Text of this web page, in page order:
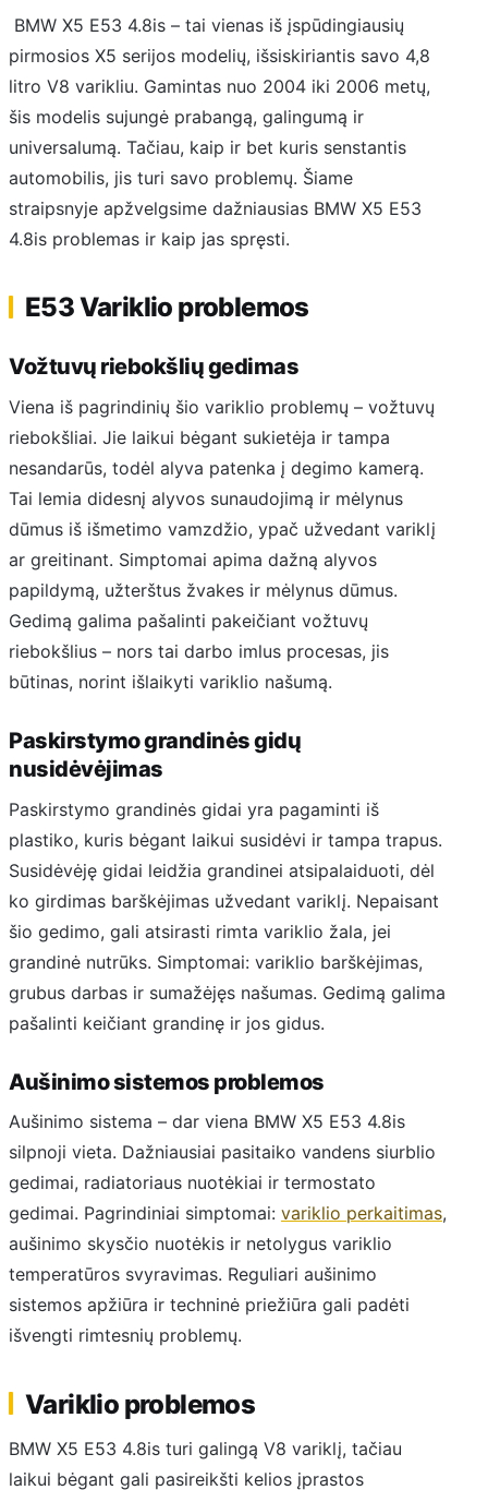
BMW X5 E53 4.8is – tai vienas iš įspūdingiausių
pirmosios X5 serijos modelių, išsiskiriantis savo 4,8
litro V8 varikliu. Gamintas nuo 2004 iki 2006 metų,
šis modelis sujungė prabangą, galingumą ir
universalumą. Tačiau, kaip ir bet kuris senstantis
automobilis, jis turi savo problemų. Šiame
straipsnyje apžvelgsime dažniausias BMW X5 E53
4.8is problemas ir kaip jas spręsti.
E53 Variklio problemos
Vožtuvų riebokšlių gedimas
Viena iš pagrindinių šio variklio problemų – vožtuvų
riebokšliai. Jie laikui bėgant sukietėja ir tampa
nesandarūs, todėl alyva patenka į degimo kamerą.
Tai lemia didesnį alyvos sunaudojimą ir mėlynus
dūmus iš išmetimo vamzdžio, ypač užvedant variklį
ar greitinant. Simptomai apima dažną alyvos
papildymą, užterštus žvakes ir mėlynus dūmus.
Gedimą galima pašalinti pakeičiant vožtuvų
riebokšlius – nors tai darbo imlus procesas, jis
būtinas, norint išlaikyti variklio našumą.
Paskirstymo grandinės gidų
nusidėvėjimas
Paskirstymo grandinės gidai yra pagaminti iš
plastiko, kuris bėgant laikui susidėvi ir tampa trapus.
Susidėvėję gidai leidžia grandinei atsipalaiduoti, dėl
ko girdimas barškėjimas užvedant variklį. Nepaisant
šio gedimo, gali atsirasti rimta variklio žala, jei
grandinė nutrūks. Simptomai: variklio barškėjimas,
grubus darbas ir sumažėjęs našumas. Gedimą galima
pašalinti keičiant grandinę ir jos gidus.
Aušinimo sistemos problemos
Aušinimo sistema – dar viena BMW X5 E53 4.8is
silpnoji vieta. Dažniausiai pasitaiko vandens siurblio
gedimai, radiatoriaus nuotėkiai ir termostato
gedimai. Pagrindiniai simptomai: variklio perkaitimas,
aušinimo skysčio nuotėkis ir netolygus variklio
temperatūros svyravimas. Reguliari aušinimo
sistemos apžiūra ir techninė priežiūra gali padėti
išvengti rimtesnių problemų.
Variklio problemos
BMW X5 E53 4.8is turi galingą V8 variklį, tačiau
laikui bėgant gali pasireikšti kelios įprastos